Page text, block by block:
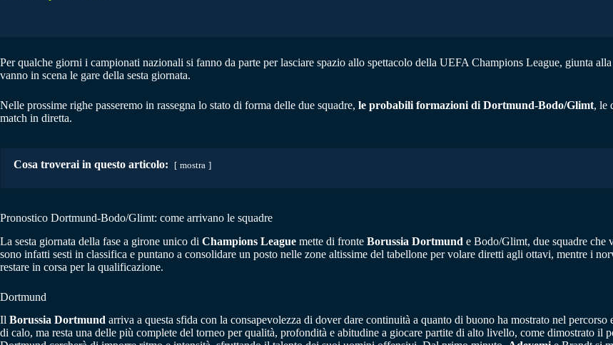
Per qualche giorni i campionati nazionali si fanno da parte per lasciare spazio allo spettacolo della UEFA Champions League, giunta
vanno in scena le gare della sesta giornata.
Nelle prossime righe passeremo in rassegna lo stato di forma delle due squadre, le probabili formazioni di Dortmund-Bodo/Glimt, le
match in diretta.
Cosa troverai in questo articolo: mostra
Pronostico Dortmund-Bodo/Glimt: come arrivano le squadre
La sesta giornata della fase a girone unico di Champions League mette di fronte Borussia Dortmund e Bodo/Glimt, due squadre che
sono infatti sesti in classifica e puntano a consolidare un posto nelle zone altissime del tabellone per volare diretti agli ottavi, mentre i
restare in corsa per la qualificazione.
Dortmund
Il Borussia Dortmund arriva a questa sfida con la consapevolezza di dover dare continuità a quanto di buono ha mostrato nel
di calo, ma resta una delle più complete del torneo per qualità, profondità e abitudine a giocare partite di alto livello, come dimostrato